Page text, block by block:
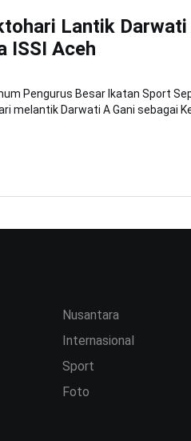
Lantik Darwati
ISSI Aceh
Pengurus Besar Ikatan Sport
melantik Darwati A Gani sebagai
Nusantara
Internasional
Sport
Foto